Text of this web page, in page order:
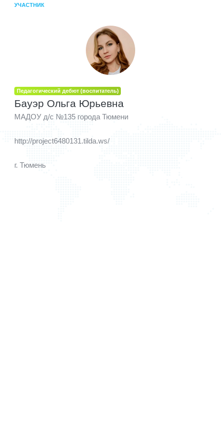
УЧАСТНИК
Педагогический дебют (воспитатель)
Бауэр Ольга Юрьевна
МАДОУ д/с №135 города Тюмени
http://project6480131.tilda.ws/
г. Тюмень